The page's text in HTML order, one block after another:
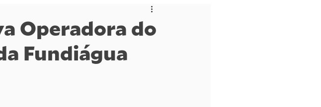
Operadora do
Fundiágua